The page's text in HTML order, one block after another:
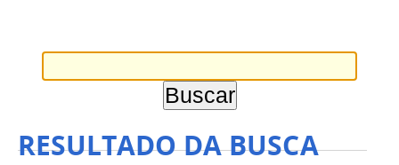
RESULTADO DA BUSCA